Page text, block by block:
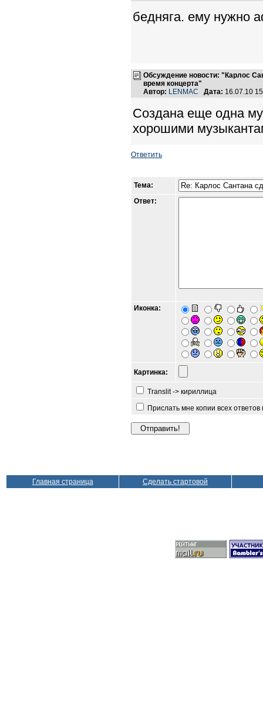
бедняга. ему нужно
Обсуждение новости: "Карлос
время концерта"
Автор: LENMAC Дата: 16.07.10
Создана еще одна
хорошими
Ответить
Тема:
Ответ:
Иконка:
Картинка:
Translit -> кириллица
Прислать мне копии всех
Главная страница Сделать стартовой